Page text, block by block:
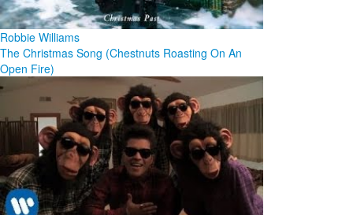
Robbie Williams
The Christmas Song (Chestnuts Roasting On An
Open Fire)